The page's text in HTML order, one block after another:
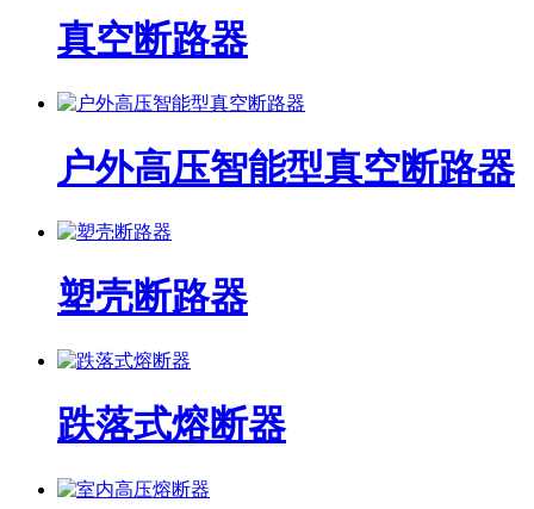
真空断路器
户外高压智能型真空断路器
塑壳断路器
跌落式熔断器